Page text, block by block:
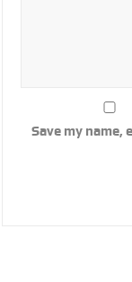
Save my